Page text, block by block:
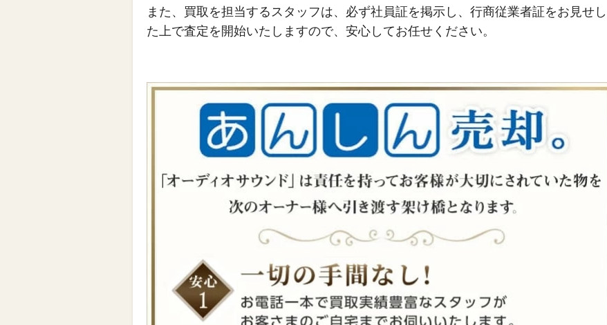
また、買取を担当するスタッフは、必ず社員証を掲示し、行商従業者証をお見せし
た上で査定を開始いたしますので、安心してお任せください。